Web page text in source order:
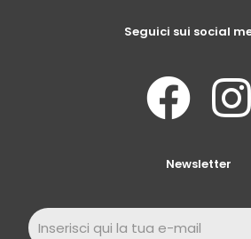
Seguici sui social
Newsletter